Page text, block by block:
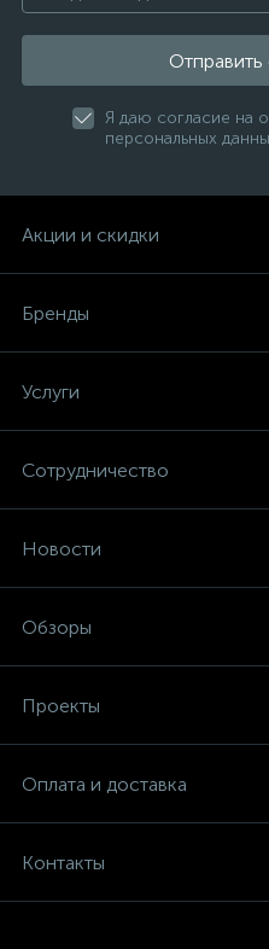
Я даю согласие на
персональных
Акции и скидки
Бренды
Услуги
Сотрудничество
Новости
Обзоры
Проекты
Оплата и доставка
Контакты